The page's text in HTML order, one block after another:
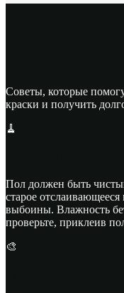
Советы, которые
краски и получить
🧹
Пол должен быть
старое
выбоины. Влажность
проверьте, приклеив
🎨